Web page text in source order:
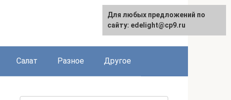
English
Салат Разное Другое
Для любых предложений по
сайту: edelight@cp9.ru